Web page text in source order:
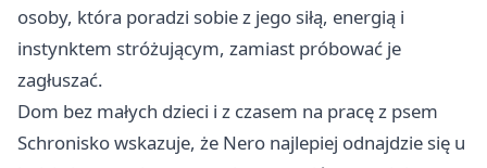
osoby, która poradzi sobie z jego siłą, energią i
instynktem stróżującym, zamiast próbować je
zagłuszać.
Dom bez małych dzieci i z czasem na pracę z psem
Schronisko wskazuje, że Nero najlepiej odnajdzie się u